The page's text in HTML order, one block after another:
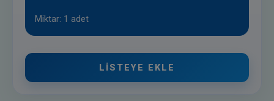
Miktar: 1 adet
LISTEYE EKLE